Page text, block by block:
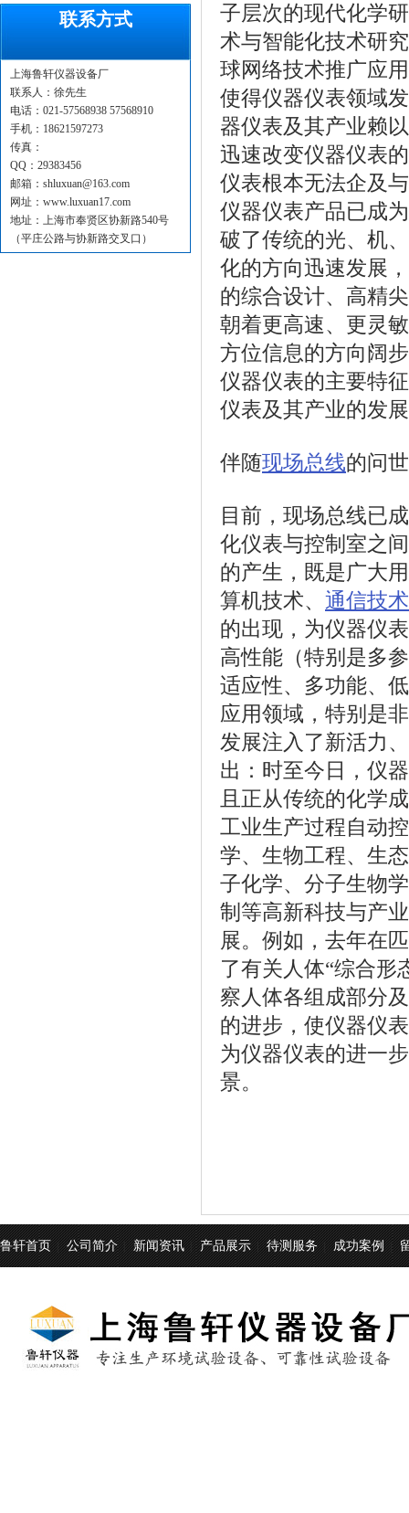
联系方式
上海鲁轩仪器设备厂
联系人：徐先生
电话：021-57568938 57568910
手机：18621597273
传真：
QQ：29383456
邮箱：shluxuan@163.com
网址：www.luxuan17.com
地址：上海市奉贤区协新路540号
（平庄公路与协新路交叉口）
子层次的现代化学
术与智能化技术研
球网络技术推广应
使得仪器仪表领域
器仪表及其产业赖
迅速改变仪器仪表
仪表根本无法企及
仪器仪表产品已成
破了传统的光、机
化的方向迅速发展
的综合设计、高精
朝着更高速、更灵
方位信息的方向阔
仪器仪表的主要特
仪表及其产业的发
伴随现场总线的问
目前，现场总线已
化仪表与控制室之
的产生，既是广大
算机技术、 通信技术
的出现，为仪器仪
高性能（特别是多
适应性、多功能、
应用领域，特别是
发展注入了新活力
出：时至今日，仪
且正从传统的化学
工业生产过程自动
学、生物工程、生
子化学、分子生物
制等高新科技与产
展。例如，去年在
了有关人体“综合形
察人体各组成部分
的进步，使仪器仪
为仪器仪表的进一
景。
鲁轩首页|公司简介|新闻资讯|产品展示|待测服务|成功案例|